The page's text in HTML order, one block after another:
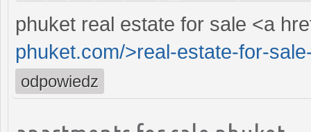
phuket real estate for sale <a
phuket.com/>real-estate-for-
odpowiedz